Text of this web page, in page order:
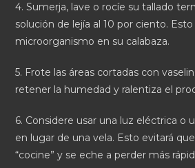
4. Sumerja, lave o rocíe su tallado
solución de lejía al 10 por ciento.
microorganismo en su calabaza.
5. Frote las áreas cortadas con
retener la humedad y ralentiza el
6. Considere usar una luz eléctrica o
en lugar de una vela. Esto evitará
“cocine” y se eche a perder más